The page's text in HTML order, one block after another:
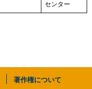
センター
著作権について